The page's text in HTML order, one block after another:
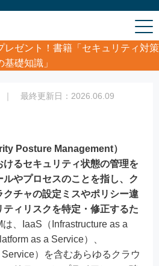
レゼント！書籍「セキュリティ対策
基礎知識」
最終更新日：2026.06.09
Posture Management）
けるセキュリティ状態の管理を
やプロセスのことを指し、ク
クチャの設定ミスやポリシー違
ティリスクを特定・修正するた
、IaaS（Infrastructure as a
as a Service）、
）を含むあらゆるクラウ